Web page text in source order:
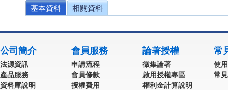
基本資料 相關資料
公司簡介
法源資訊
產品服務
資料庫說明
會員服務
申請流程
會員條款
授權費用
論著授權
徵集論著
啟用授權專區
權利金計算說明
常
使
常